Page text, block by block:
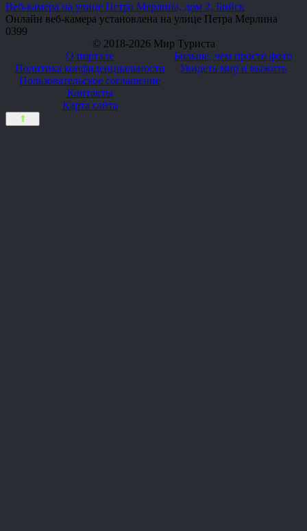
Веб-камера на улице Петра Мерлина, дом 2, Бийск
Онлайн веб-камера установлена на улице Петра Мерлина
0399
© 2018-2026 Мир Туриста
О портале
Политика конфиденциальности
Пользовательское соглашение
Контакты
Карта сайта
Больше, чем просто фото
Увидеть мир и выжить